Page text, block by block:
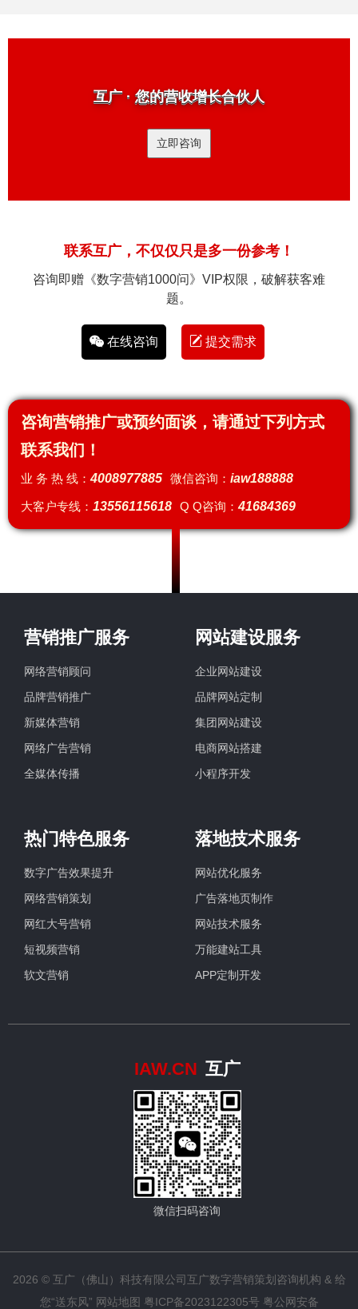
互广 · 您的营收增长合伙人
立即咨询
联系互广，不仅仅只是多一份参考！
咨询即赠《数字营销1000问》VIP权限，破解获客难
题。
在线咨询 提交需求
咨询营销推广或预约面谈，请通过下列方式
联系我们！
业 务 热 线：4008977885 微信咨询： iaw188888
大客户专线： 13556115618 Q Q咨询：41684369
营销推广服务
网络营销顾问
品牌营销推广
新媒体营销
网络广告营销
全媒体传播
网站建设服务
企业网站建设
品牌网站定制
集团网站建设
电商网站搭建
小程序开发
热门特色服务
数字广告效果提升
网络营销策划
网红大号营销
短视频营销
软文营销
落地技术服务
网站优化服务
广告落地页制作
网站技术服务
万能建站工具
APP定制开发
IAW.CN 互广
微信扫码咨询
2026 © 互广（佛山）科技有限公司互广数字营销策划咨询机构 & 给
您“送东风” 网站地图 粤ICP备2023122305号 粤公网安备